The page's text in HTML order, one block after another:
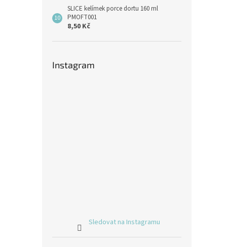
SLICE kelímek porce dortu 160 ml
PMOFT001
8,50 Kč
Instagram
Sledovat na Instagramu